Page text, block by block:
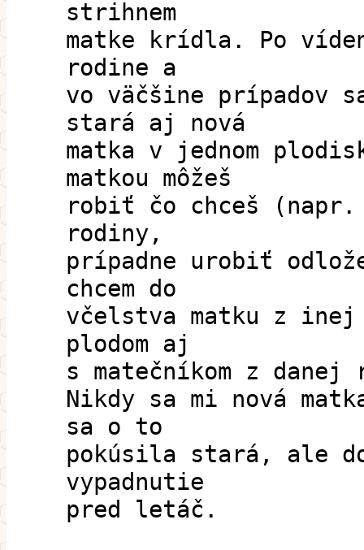
strihnem
matke krídla. Po
rodine a
vo väčšine prípadov
stará aj nová
matka v jednom
matkou môžeš
robiť čo chceš
rodiny,
prípadne urobiť
chcem do
včelstva matku z
plodom aj
s matečníkom z danej
Nikdy sa mi nová
sa o to
pokúsila stará, ale
vypadnutie
pred letáč.